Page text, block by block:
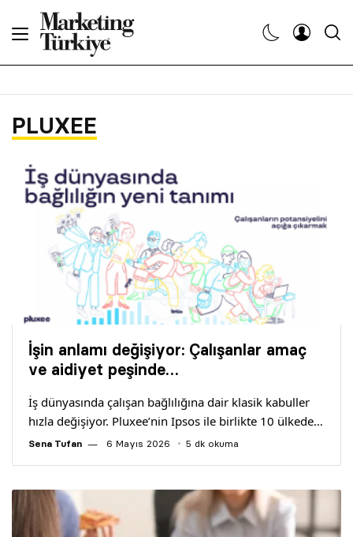
PLUXEE
İşin anlamı değişiyor: Çalışanlar amaç
ve aidiyet peşinde…
İş dünyasında çalışan bağlılığına dair klasik kabuller
hızla değişiyor. Pluxee’nin Ipsos ile birlikte 10 ülkede…
Sena Tufan 6 Mayıs 2026 5 dk okuma
Dergiler
Etkinlikler
Söyleşiler
Kariyer
Yazarlar
Araştırma